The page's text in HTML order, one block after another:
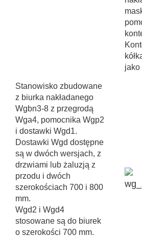
jako
Stanowisko zbudowane
z biurka nakładanego
Wgbn3-8 z przegrodą
Wga4, pomocnika Wgp2
i dostawki Wgd1.
Dostawki Wgd dostępne
są w dwóch wersjach, z
drzwiami lub żaluzją z
przodu i dwóch
szerokościach 700 i 800
mm.
Wgd2 i Wgd4
stosowane są do biurek
o szerokości 700 mm.